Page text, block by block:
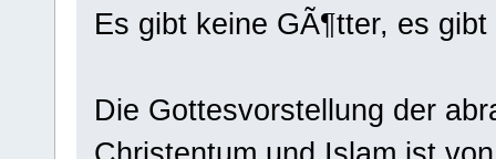
Es gibt keine GÃ¶tter, es
Die Gottesvorstellung der